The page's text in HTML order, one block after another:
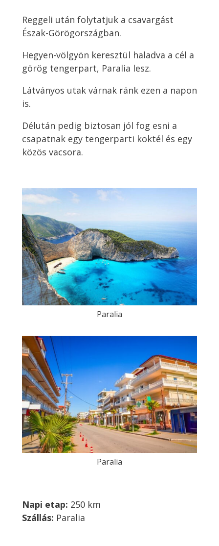
Reggeli után folytatjuk a csavargást
Észak-Görögországban.
Hegyen-völgyön keresztül haladva a cél a
görög tengerpart, Paralia lesz.
Látványos utak várnak ránk ezen a napon
is.
Délután pedig biztosan jól fog esni a
csapatnak egy tengerparti koktél és egy
közös vacsora.
Paralia
Paralia
Napi etap: 250 km
Szállás: Paralia